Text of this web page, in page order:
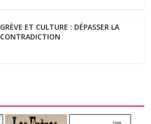
GRÈVE ET CULTURE : DÉPASSER LA
CONTRADICTION